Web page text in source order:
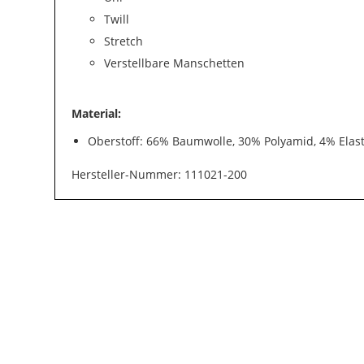
Twill
Stretch
Verstellbare Manschetten
Material:
Oberstoff: 66% Baumwolle, 30% Polyamid, 4%
Hersteller-Nummer: 111021-200